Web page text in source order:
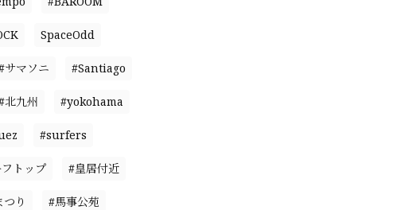
SpaceOdd
サマソニ #Santiago
北九州 #yokohama
#surfers
トップ #皇居付近
り #馬事公苑